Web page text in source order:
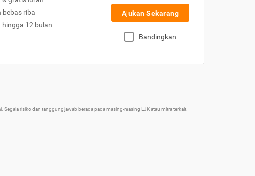
bebas riba
hingga 12 bulan
Ajukan Sekarang
Bandingkan
risiko dan tanggung jawab berada pada masing-masing LJK atau mitra terkait.